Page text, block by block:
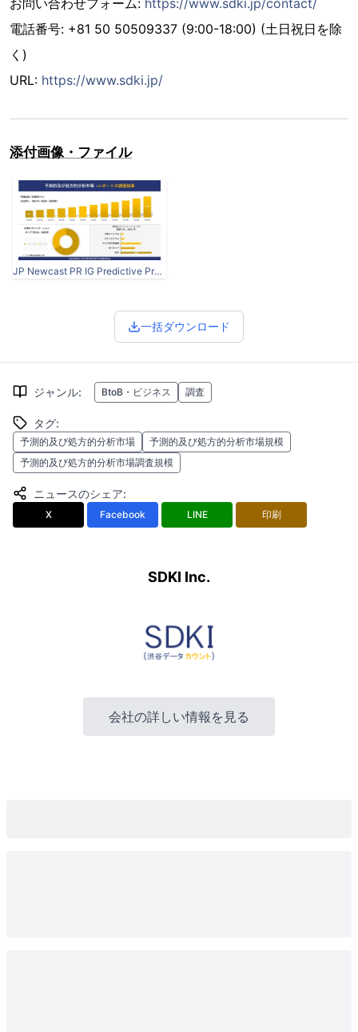
電話番号: +81 50 50509337 (9:00-18:00) (土日祝日を除
く)
URL: https://www.sdki.jp/
添付画像・ファイル
JP Newcast PR IG Predictive Prescriptive Analytics Market.jpg
一括ダウンロード
ジャンル: BtoB・ビジネス 調査
タグ:
予測的及び処方的分析市場
予測的及び処方的分析市場規模
予測的及び処方的分析市場調査規模
ニュースのシェア:
X Facebook LINE 印刷
SDKI Inc.
会社の詳しい情報を見る